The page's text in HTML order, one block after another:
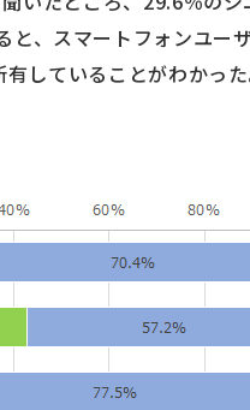
と、スマートフォンユー
していることがわかった